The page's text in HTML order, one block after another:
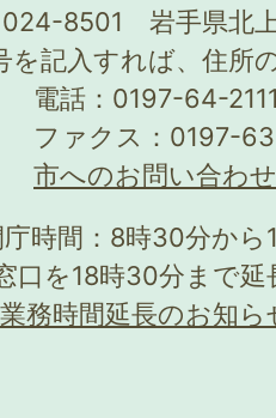
8501 岩手県北
を記入すれば、住所
電話：0197-64-
ファクス：0197-
市へのお問い合わ
庁時間：8時30分か
口を18時30分まで
務時間延長のお知ら